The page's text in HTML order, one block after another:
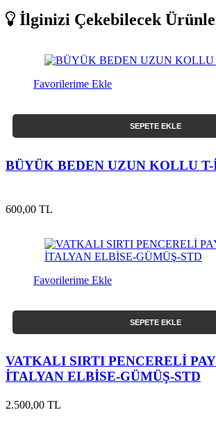
İlginizi Çekebilecek
Favorilerime Ekle
SEPETE EKLE
BÜYÜK BEDEN UZUN KOLLU T-
600,00 TL
Favorilerime Ekle
SEPETE EKLE
VATKALI SIRTI PENCERELİ
İTALYAN ELBİSE-GÜMÜŞ-STD
2.500,00 TL